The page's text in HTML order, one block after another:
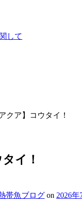
して
クア】コウタイ！
イ！
帯魚ブログ on 2026年